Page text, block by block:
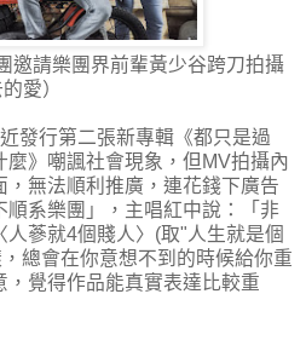
邀請樂團界前輩黃少谷跨刀拍攝
愛）
發行第二張新專輯《都只是過
》嘲諷社會現象，但MV拍攝內
無法順利推廣，連花錢下廣告
系樂團」，主唱紅中說：「非
蔘就4個賤人〉(取"人生就是個
總會在你意想不到的時候給你重
覺得作品能真實表達比較重